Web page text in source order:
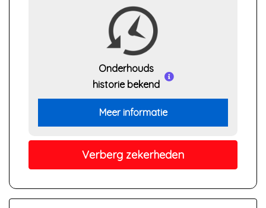
Onderhouds
historie bekend
Meer informatie
Verberg zekerheden